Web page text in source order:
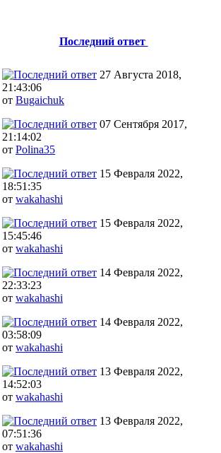
Последний ответ
27 Августа 2018,
21:43:06
от Bugaichuk
07 Сентября 2017,
21:14:02
от Polina35
15 Февраля 2022,
18:51:35
от wakahashi
15 Февраля 2022,
15:45:46
от wakahashi
14 Февраля 2022,
22:33:23
от wakahashi
14 Февраля 2022,
03:58:09
от wakahashi
13 Февраля 2022,
14:52:03
от wakahashi
13 Февраля 2022,
07:51:36
от wakahashi